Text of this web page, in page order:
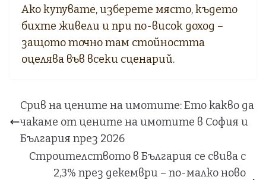
Ако купувате, изберете място, където
бихте живели и при по-висок доход –
защото точно там стойността
оцелява във всеки сценарий.
Срив на цените на имотите: Ето какво да
чакаме от цените на имотите в София и
България през 2026
Строителството в България се свива с
2,3% през декември – по-малко ново